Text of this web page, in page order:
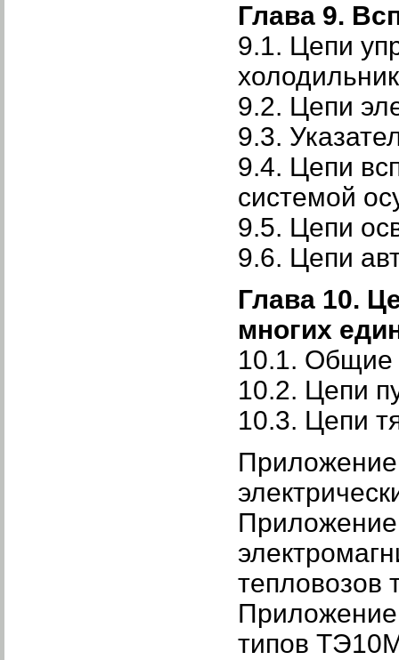
Глава 9.
9.1. Цепи
9.2. Цепи
9.3.
9.4. Цепи
системой
9.5. Цепи
9.6. Цепи
Глава 10.
многих
10.1. Общие
10.2. Цепи
10.3. Цепи
Приложение
Приложение
Приложение
типов